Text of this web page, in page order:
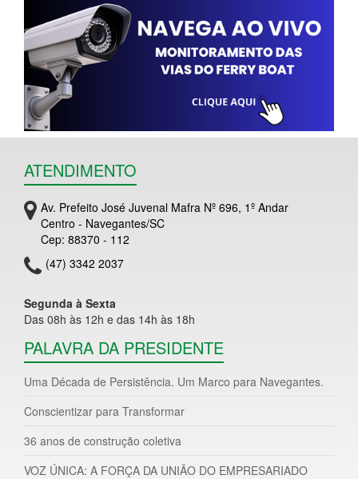
ATENDIMENTO
Av. Prefeito José Juvenal Mafra Nº 696, 1º Andar
Centro - Navegantes/SC
Cep: 88370 - 112
(47) 3342 2037
Segunda à Sexta
Das 08h às 12h e das 14h às 18h
PALAVRA DA PRESIDENTE
Uma Década de Persistência. Um Marco para Navegantes.
Conscientizar para Transformar
36 anos de construção coletiva
VOZ ÚNICA: A FORÇA DA UNIÃO DO EMPRESARIADO